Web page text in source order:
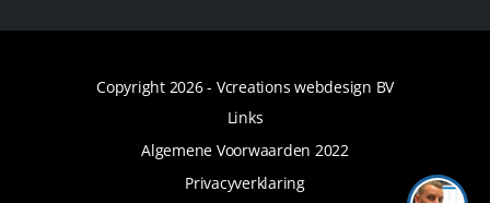
Copyright 2026 - Vcreations webdesign BV
Links
Algemene Voorwaarden 2022
Privacyverklaring